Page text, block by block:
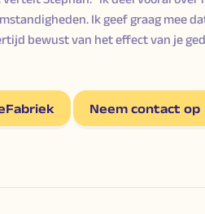
Ik geef graag mee
bewust van het effect van je
Neem contact op